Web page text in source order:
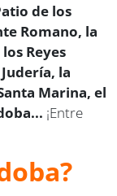
de los
Romano, la
Reyes
la
Marina, el
¡Entre